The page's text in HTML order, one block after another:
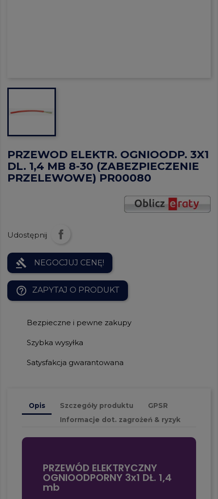
PRZEWOD ELEKTR. OGNIOODP. 3X1
DL. 1,4 MB 8-30 (ZABEZPIECZENIE
PRZELEWOWE) PR00080
Udostępnij
gavel NEGOCJUJ CENĘ!
help_outline ZAPYTAJ O PRODUKT
Bezpieczne i pewne zakupy
Szybka wysyłka
Satysfakcja gwarantowana
Opis Szczegóły produktu
GPSR
Informacje dot. zagrożeń & ryzyk
PRZEWÓD ELEKTRYCZNY
OGNIOODPORNY 3x1 DŁ. 1,4
mb